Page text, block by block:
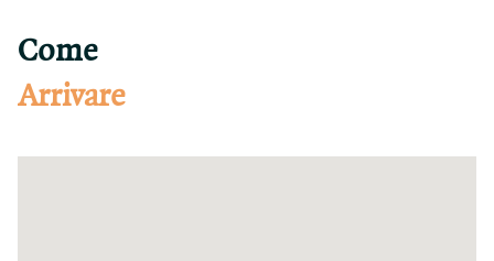
Come
Arrivare